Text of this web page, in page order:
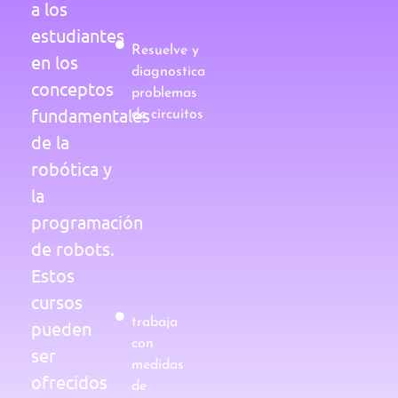
a los
estudiantes
en los
conceptos
fundamentales
de la
robótica y
la
programación
de robots.
Estos
cursos
pueden
ser
ofrecidos
Resuelve y
diagnostica
problemas
de circuitos
trabaja
con
medidas
de